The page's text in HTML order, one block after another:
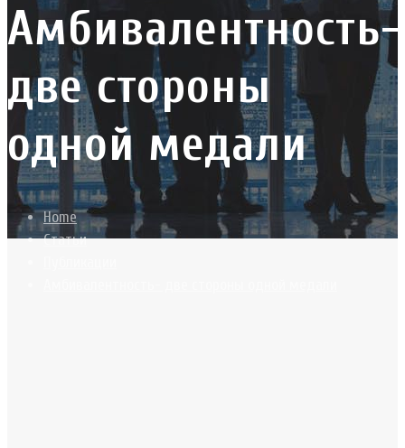
Амбивалентность-
две стороны
одной медали
Home
Статьи